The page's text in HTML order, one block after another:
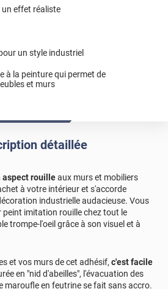
effet réaliste
un style industriel
à la peinture qui permet de
et murs
détaillée
aspect rouilleaux murs et mobiliers
à votre intérieur et s'accorde
industrielle audacieuse. Vous
peint imitation rouille chez tout le
trompe-l'oeil grâce à son visuel et à
et vos murs de cet adhésif, c'est facile
en "nid d'abeilles", l'évacuation des
maroufle en feutrine se fait sans accro.